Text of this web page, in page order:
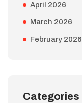
April 2026
March 2026
February 2026
Categories